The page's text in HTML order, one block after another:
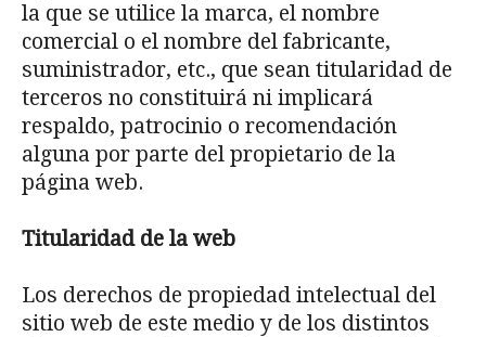
la que se utilice la marca, el nombre
comercial o el nombre del fabricante,
suministrador, etc., que sean titularidad de
terceros no constituirá ni implicará
respaldo, patrocinio o recomendación
alguna por parte del propietario de la
página web.
Titularidad de la web
Los derechos de propiedad intelectual del
sitio web de este medio y de los distintos